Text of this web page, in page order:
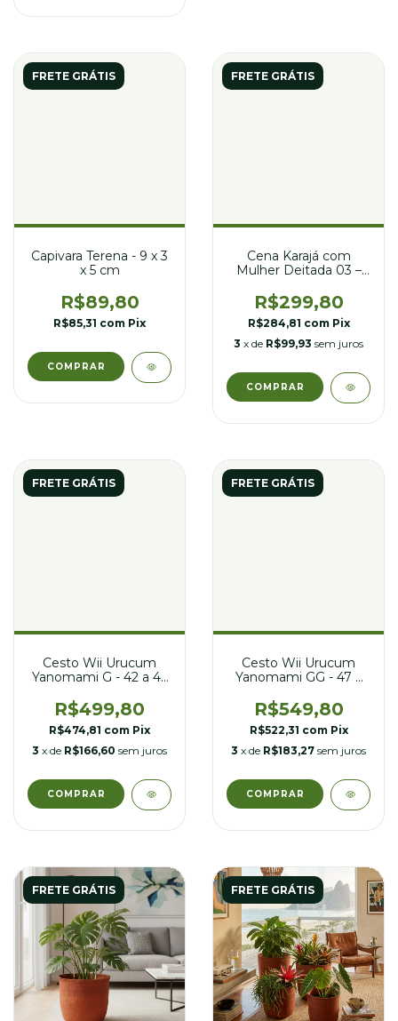
FRETE GRÁTIS
Capivara Terena - 9 x 3
x 5 cm
R$89,80
R$85,31 com Pix
FRETE GRÁTIS
Cena Karajá com
Mulher Deitada 03 –
R$299,80
R$284,81 com Pix
3 x de R$99,93 sem juros
FRETE GRÁTIS
Cesto Wii Urucum
Yanomami G - 42 a 45
R$499,80
R$474,81 com Pix
3 x de R$166,60 sem juros
FRETE GRÁTIS
Cesto Wii Urucum
Yanomami GG - 47 a
R$549,80
R$522,31 com Pix
3 x de R$183,27 sem juros
FRETE GRÁTIS FRETE GRÁTIS